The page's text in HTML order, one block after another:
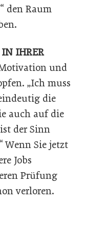
den Raum
IN IHRER
und
„Ich muss
die
auch auf die
der Sinn
Wenn Sie jetzt
Jobs
Prüfung
verloren.